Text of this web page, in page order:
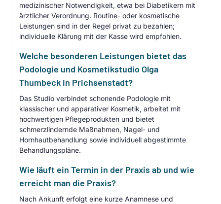
medizinischer Notwendigkeit, etwa bei Diabetikern mit
ärztlicher Verordnung. Routine- oder kosmetische
Leistungen sind in der Regel privat zu bezahlen;
individuelle Klärung mit der Kasse wird empfohlen.
Welche besonderen Leistungen bietet das
Podologie und Kosmetikstudio Olga
Thumbeck in Prichsenstadt?
Das Studio verbindet schonende Podologie mit
klassischer und apparativer Kosmetik, arbeitet mit
hochwertigen Pflegeprodukten und bietet
schmerzlindernde Maßnahmen, Nagel- und
Hornhautbehandlung sowie individuell abgestimmte
Behandlungspläne.
Wie läuft ein Termin in der Praxis ab und wie
erreicht man die Praxis?
Nach Ankunft erfolgt eine kurze Anamnese und